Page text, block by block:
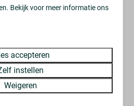
(seizoen), minigolf en
wandelroutes
natuurliefhebbers
Bekijk voor meer informatie ons
accepteren
instellen
Weigeren